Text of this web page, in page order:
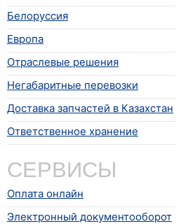
Белоруссия
Европа
Отраслевые решения
Негабаритные перевозки
Доставка запчастей в Казахстан
Ответственное хранение
СЕРВИСЫ
Оплата онлайн
Электронный документооборот